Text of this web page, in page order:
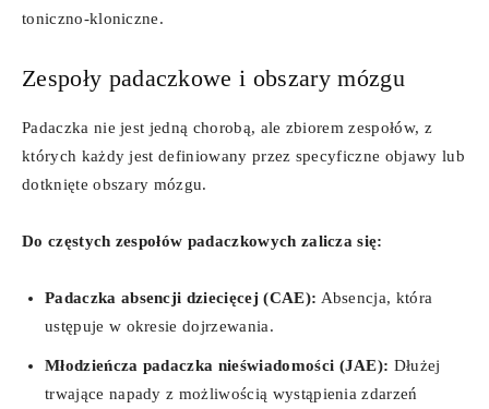
toniczno-kloniczne.
Zespoły padaczkowe i obszary mózgu
Padaczka nie jest jedną chorobą, ale zbiorem zespołów, z
których każdy jest definiowany przez specyficzne objawy lub
dotknięte obszary mózgu.
Do częstych zespołów padaczkowych zalicza się:
Padaczka absencji dziecięcej (CAE): Absencja, która
ustępuje w okresie dojrzewania.
Młodzieńcza padaczka nieświadomości (JAE): Dłużej
trwające napady z możliwością wystąpienia zdarzeń